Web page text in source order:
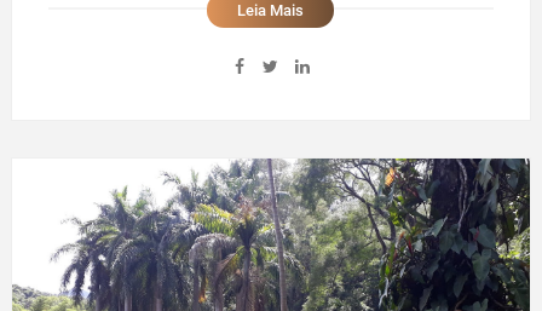
Leia Mais